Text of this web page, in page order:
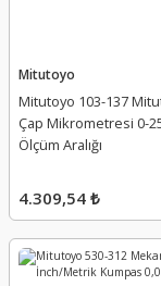
Mitutoyo
Mitutoyo 103-137
Çap Mikrometresi 0-
Ölçüm Aralığı
4.309,54 ₺